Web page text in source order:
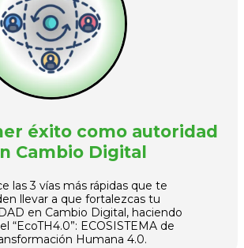
éxito como autoridad
Cambio Digital
las 3 vías más rápidas que te
llevar a que fortalezcas tu
en Cambio Digital, haciendo
“EcoTH4.0”: ECOSISTEMA de
Humana 4.0.